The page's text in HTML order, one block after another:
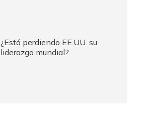
¿Está perdiendo EE.UU. su
liderazgo mundial?